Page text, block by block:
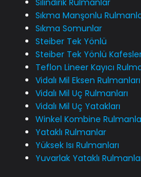
Sıkma Manşonlu
Sıkma Somunlar
Steiber Tek Yönlü
Steiber Tek Yönlü
Teflon Lineer Kayıcı
Vidalı Mil Eksen Rulmanları
Vidalı Mil Uç Rulmanları
Vidalı Mil Uç Yatakları
Winkel Kombine
Yataklı Rulmanlar
Yüksek Isı Rulmanları
Yuvarlak Yataklı